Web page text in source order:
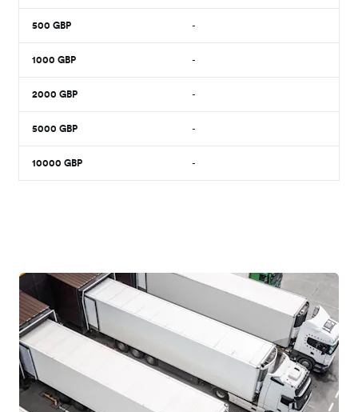
500 GBP -
1000 GBP -
2000 GBP -
5000 GBP -
10000 GBP -